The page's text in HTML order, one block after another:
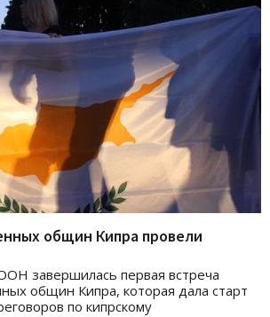
общин Кипра провели
завершилась первая встреча
общин Кипра, которая дала старт
по кипрскому